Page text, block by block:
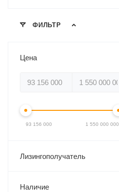
ФИЛЬТР
Цена
93 156 000 1 550 000 000
Лизингополучатель
Наличие